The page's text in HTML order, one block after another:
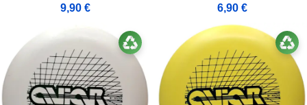
9,90 € 6,90 €